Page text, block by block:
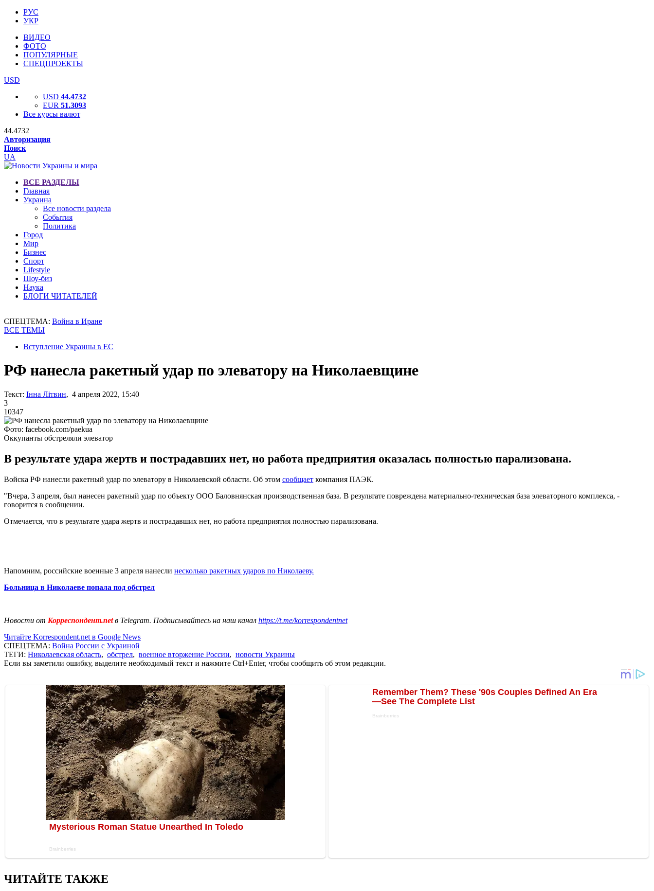
РУС
УКР
ВИДЕО
ФОТО
ПОПУЛЯРНЫЕ
СПЕЦПРОЕКТЫ
USD
USD 44.4732
EUR 51.3093
Все курсы валют
44.4732
Авторизация
Поиск
UA
ВСЕ РАЗДЕЛЫ
Главная
Украина
Все новости раздела
События
Политика
Город
Мир
Бизнес
Спорт
Lifestyle
Шоу-биз
Наука
БЛОГИ ЧИТАТЕЛЕЙ
СПЕЦТЕМА: Война в Иране
ВСЕ ТЕМЫ
Вступление Украины в ЕС
РФ нанесла ракетный удар по элеватору на Николаевщине
Текст: Інна Літвин, 4 апреля 2022, 15:40
3
10347
Фото: facebook.com/paekua
Оккупанты обстреляли элеватор
В результате удара жертв и пострадавших нет, но работа предприятия оказалась полностью парализована.
Войска РФ нанесли ракетный удар по элеватору в Николаевской области. Об этом сообщает компания ПАЭК.
"Вчера, 3 апреля, был нанесен ракетный удар по объекту ООО Баловнянская производственная база. В результате повреждена материально-техническая база элеваторного комплекса, -
говорится в сообщении.
Отмечается, что в результате удара жертв и пострадавших нет, но работа предприятия полностью парализована.
Напомним, российские военные 3 апреля нанесли несколько ракетных ударов по Николаеву.
Больница в Николаеве попала под обстрел
Новости от Корреспондент.netв Telegram. Подписывайтесь на наш канал https://t.me/korrespondentnet
Читайте Korrespondent.net в Google News
СПЕЦТЕМА: Война России с Украиной
ТЕГИ: Николаевская область, обстрел, военное вторжение России, новости Украины
Если вы заметили ошибку, выделите необходимый текст и нажмите Ctrl+Enter, чтобы сообщить об этом редакции.
ЧИТАЙТЕ ТАКЖЕ